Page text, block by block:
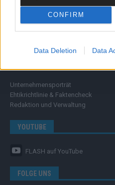
CONFIRM
Data Deletion Data
Unternehmensporträt
Ehtikrichtlinie & Faktencheck
Redaktion und Verwaltung
YOUTUBE
FLASH auf YouTube
FOLGE UNS